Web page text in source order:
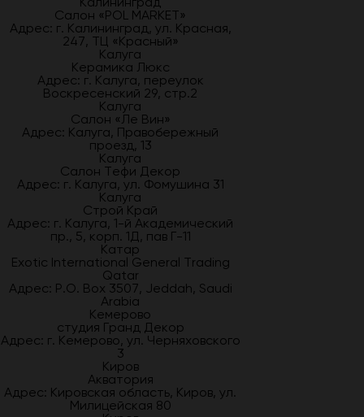
Салон «POL MARKET»
Адрес: г. Калининград, ул. Красная,
247, ТЦ «Красный»
Калуга
Керамика Люкс
Адрес: г. Калуга, переулок
Воскресенский 29, стр.2
Калуга
Салон «Ле Вин»
Адрес: Калуга, Правобережный
проезд, 13
Калуга
Салон Тефи Декор
Адрес: г. Калуга, ул. Фомушина 31
Калуга
Строй Край
Адрес: г. Калуга, 1-й Академический
пр., 5, корп. 1Д, пав Г-11
Катар
Exotic International General Trading
Qatar
Адрес: P.O. Box 3507, Jeddah, Saudi
Arabia
Кемерово
студия Гранд Декор
Адрес: г. Кемерово, ул. Черняховского
3
Киров
Акватория
Адрес: Кировская область, Киров, ул.
Милицейская 80